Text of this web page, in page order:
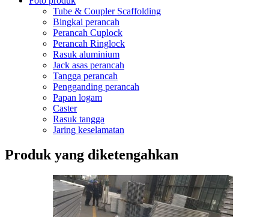
Tube & Coupler Scaffolding
Bingkai perancah
Perancah Cuplock
Perancah Ringlock
Rasuk aluminium
Jack asas perancah
Tangga perancah
Pengganding perancah
Papan logam
Caster
Rasuk tangga
Jaring keselamatan
Produk yang diketengahkan